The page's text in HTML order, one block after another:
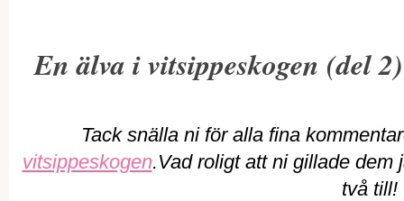
En älva i vitsippeskogen (del 2)
Tack snälla ni för alla fina
vitsippeskogen.Vad roligt att ni gillade dem
två till!